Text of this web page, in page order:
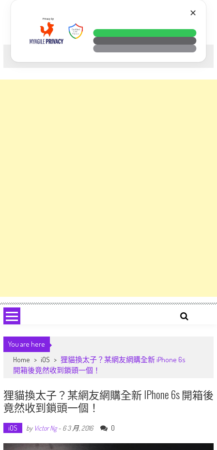
科技. 生活. 攝影.
You are here
Home > iOS > 狸貓換太子？某網友網購全新 iPhone 6s
開箱後竟然收到鎖頭一個！
狸貓換太子？某網友網購全新 IPhone 6s 開箱後
竟然收到鎖頭一個！
iOS by Victor Ng- 6 3 月, 2016 0
✕